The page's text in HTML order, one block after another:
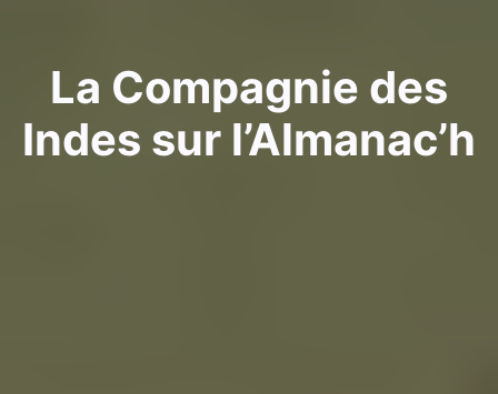
La Compagnie des
Indes sur l’Almanac’h